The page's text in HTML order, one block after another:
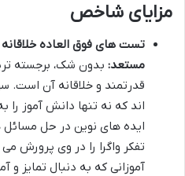
مزایای شاخص
تست های فوق العاده
مستعد: بدون شک، برجسته
قدرتمند و خلاقانه آن است.
اند که نه تنها دانش آموز را
ایده های نوین در حل
تفکر واگرا را در وی پرورش
آموزانی که به دنبال تمایز و